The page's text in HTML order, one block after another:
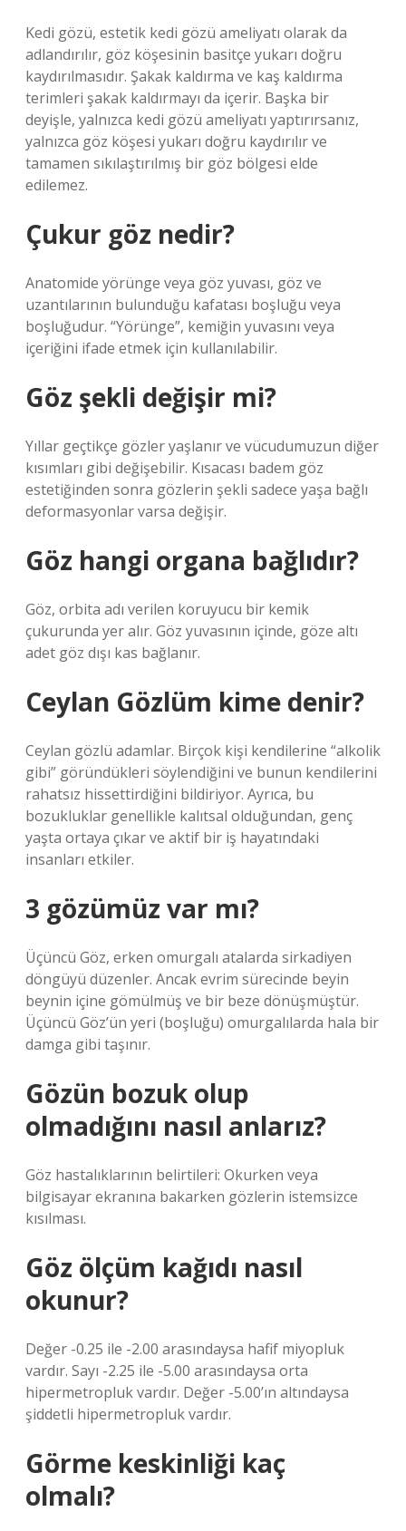
Kedi gözü, estetik kedi gözü ameliyatı olarak da
adlandırılır, göz köşesinin basitçe yukarı doğru
kaydırılmasıdır. Şakak kaldırma ve kaş kaldırma
terimleri şakak kaldırmayı da içerir. Başka bir
deyişle, yalnızca kedi gözü ameliyatı yaptırırsanız,
yalnızca göz köşesi yukarı doğru kaydırılır ve
tamamen sıkılaştırılmış bir göz bölgesi elde
edilemez.
Çukur göz nedir?
Anatomide yörünge veya göz yuvası, göz ve
uzantılarının bulunduğu kafatası boşluğu veya
boşluğudur. “Yörünge”, kemiğin yuvasını veya
içeriğini ifade etmek için kullanılabilir.
Göz şekli değişir mi?
Yıllar geçtikçe gözler yaşlanır ve vücudumuzun diğer
kısımları gibi değişebilir. Kısacası badem göz
estetiğinden sonra gözlerin şekli sadece yaşa bağlı
deformasyonlar varsa değişir.
Göz hangi organa bağlıdır?
Göz, orbita adı verilen koruyucu bir kemik
çukurunda yer alır. Göz yuvasının içinde, göze altı
adet göz dışı kas bağlanır.
Ceylan Gözlüm kime denir?
Ceylan gözlü adamlar. Birçok kişi kendilerine “alkolik
gibi” göründükleri söylendiğini ve bunun kendilerini
rahatsız hissettirdiğini bildiriyor. Ayrıca, bu
bozukluklar genellikle kalıtsal olduğundan, genç
yaşta ortaya çıkar ve aktif bir iş hayatındaki
insanları etkiler.
3 gözümüz var mı?
Üçüncü Göz, erken omurgalı atalarda sirkadiyen
döngüyü düzenler. Ancak evrim sürecinde beyin
beynin içine gömülmüş ve bir beze dönüşmüştür.
Üçüncü Göz’ün yeri (boşluğu) omurgalılarda hala bir
damga gibi taşınır.
Gözün bozuk olup
olmadığını nasıl anlarız?
Göz hastalıklarının belirtileri: Okurken veya
bilgisayar ekranına bakarken gözlerin istemsizce
kısılması.
Göz ölçüm kağıdı nasıl
okunur?
Değer -0.25 ile -2.00 arasındaysa hafif miyopluk
vardır. Sayı -2.25 ile -5.00 arasındaysa orta
hipermetropluk vardır. Değer -5.00’ın altındaysa
şiddetli hipermetropluk vardır.
Görme keskinliği kaç
olmalı?